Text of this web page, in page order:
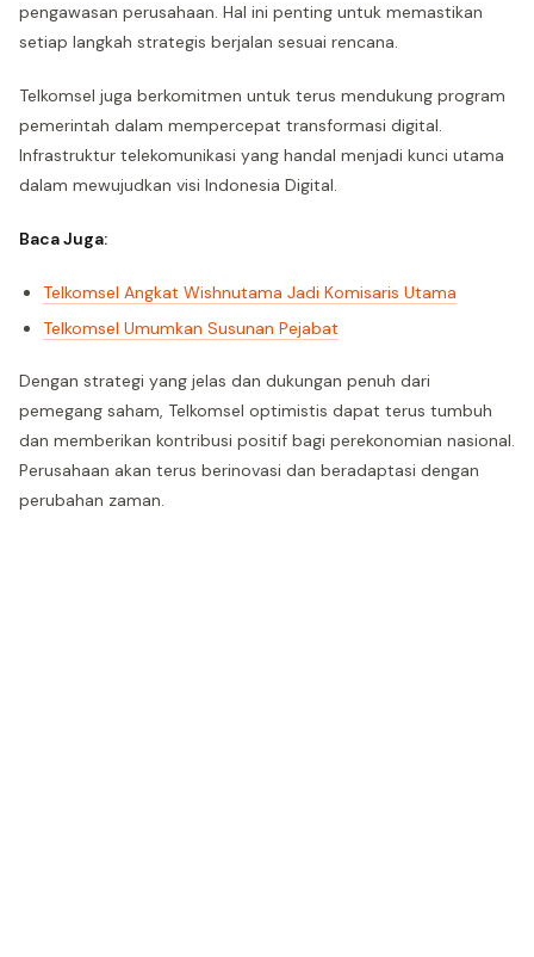
pengawasan perusahaan. Hal ini penting untuk memastikan
setiap langkah strategis berjalan sesuai rencana.
Telkomsel juga berkomitmen untuk terus mendukung program
pemerintah dalam mempercepat transformasi digital.
Infrastruktur telekomunikasi yang handal menjadi kunci utama
dalam mewujudkan visi Indonesia Digital.
Baca Juga:
Telkomsel Angkat Wishnutama Jadi Komisaris Utama
Telkomsel Umumkan Susunan Pejabat
Dengan strategi yang jelas dan dukungan penuh dari
pemegang saham, Telkomsel optimistis dapat terus tumbuh
dan memberikan kontribusi positif bagi perekonomian nasional.
Perusahaan akan terus berinovasi dan beradaptasi dengan
perubahan zaman.